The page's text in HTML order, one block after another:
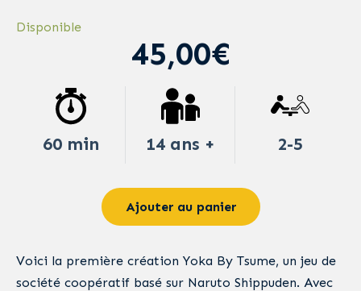
Disponible
45,00€
60 min 14 ans + 2-5
Ajouter au panier
Voici la première création Yoka By Tsume, un jeu de
société coopératif basé sur Naruto Shippuden. Avec